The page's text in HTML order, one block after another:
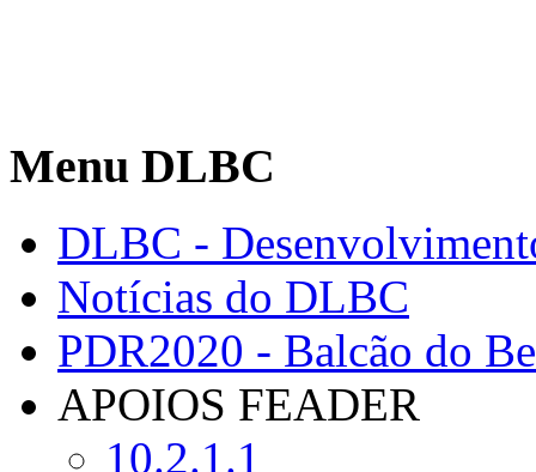
Menu DLBC
DLBC -
Notícias do DLBC
PDR2020 - Balcão do
APOIOS FEADER
10.2.1.1